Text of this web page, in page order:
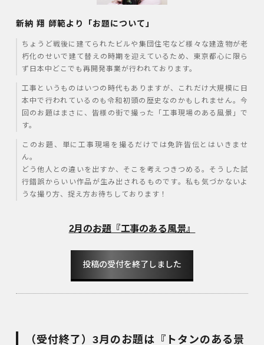
新納 翔 師範より「お題について」
ちょうど戦後に建てられたビルや集団住宅など様々な建造物が老
朽化のせいで建て替えの時期を迎えているため、東京都心に限ら
ず日本中どこでも再開発事業が行われております。
工事というものはいつの時代もありますが、これだけ大規模に日
本中で行われているのも令和初頭の歴史なのかもしれません。今
回のお題はまさに、皆様の街で撮った「工事現場のある風景」で
す。
このお題、単に工事現場を撮るだけでは免許皆伝とはいきませ
ん。
どう他人との違いを出すか、そこを考えつきつめる。そうした試
行錯誤からいい作品が生み出されるものです。私も気づかないよ
うな撮り方、捉え方お待ちしております！
2月のお題『工事のある風景』
投稿の受付を終了しました
（受付終了）3月のお題は『トタンのある景